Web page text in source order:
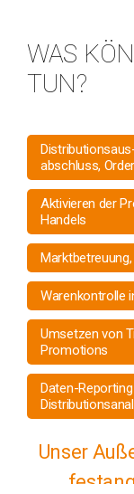
WAS
TUN?
abschluss,
Aktivieren der
Handels
Warenkontrolle
Umsetzen von
Promotions
Daten-
Unser